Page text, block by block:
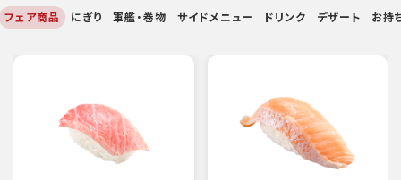
フェア商品 にぎり 軍艦・巻物 サイドメニュー ドリンク デザート お持